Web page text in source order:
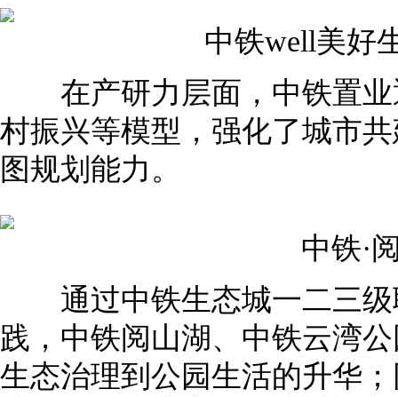
中铁well美好
在产研力层面，中铁置业
村振兴等模型，强化了城市
图规划能力。
中铁·阅
通过中铁生态城一二三级
践，中铁阅山湖、中铁云湾
生态治理到公园生活的升华